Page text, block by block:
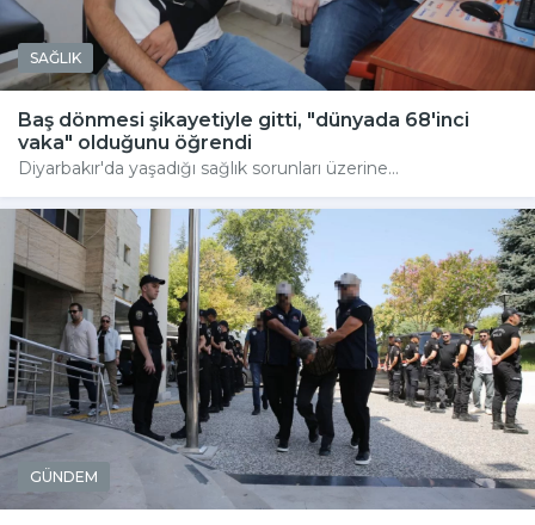
SAĞLIK
Baş dönmesi şikayetiyle gitti, "dünyada 68'inci
vaka" olduğunu öğrendi
Diyarbakır'da yaşadığı sağlık sorunları üzerine...
GÜNDEM